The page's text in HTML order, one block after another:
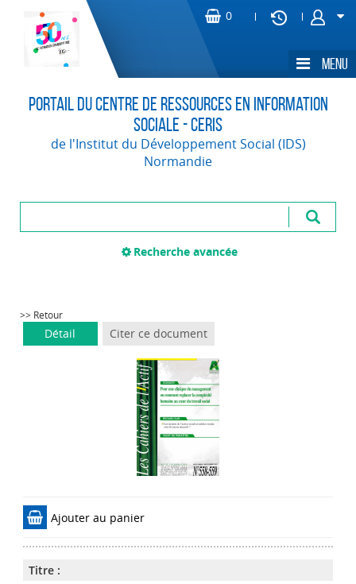
Portail du Centre de Ressources en Information
Sociale - CERIS
de l'Institut du Développement Social (IDS)
Normandie
Recherche avancée
>> Retour
Détail Citer ce document
Ajouter au panier
Titre :